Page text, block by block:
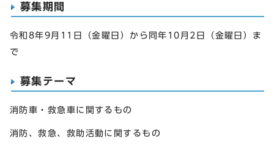
募集期間
令和8年9月11日（金曜日）から同年10月2日（金曜日）ま
で
募集テーマ
消防車・救急車に関するもの
消防、救急、救助活動に関するもの